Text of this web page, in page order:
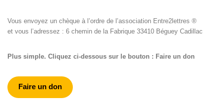
Vous envoyez un chèque à l’ordre de l’association Entre2lettres ®
et vous l’adressez : 6 chemin de la Fabrique 33410 Béguey Cadillac
Plus simple. Cliquez ci-dessous sur le bouton : Faire un don
Faire un don